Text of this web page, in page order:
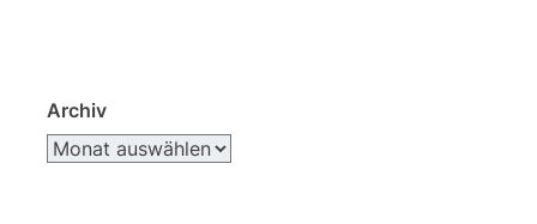
Archiv